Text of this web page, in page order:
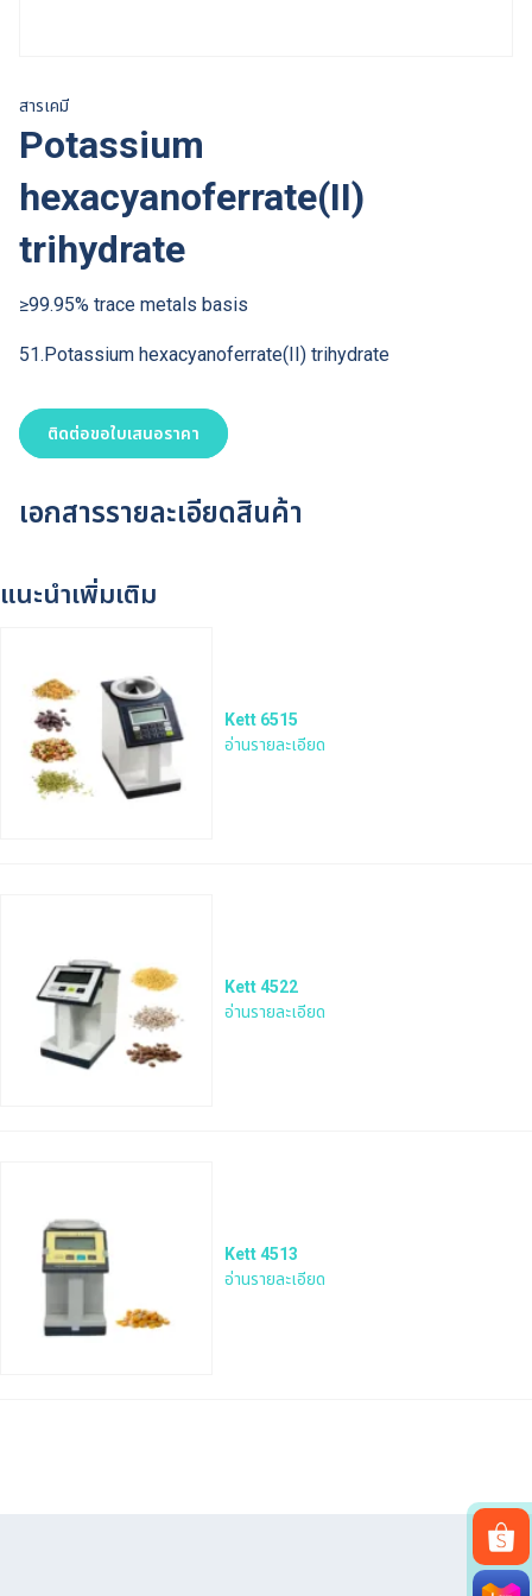
สารเคมี
Potassium
hexacyanoferrate(II)
trihydrate
≥99.95% trace metals basis
51.Potassium hexacyanoferrate(II) trihydrate
ติดต่อขอใบเสนอราคา
เอกสารรายละเอียดสินค้า
แนะนำเพิ่มเติม
Kett 6515
อ่านรายละเอียด
Kett 4522
อ่านรายละเอียด
Kett 4513
อ่านรายละเอียด